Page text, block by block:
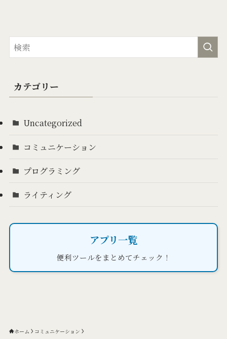
カテゴリー
Uncategorized
コミュニケーション
プログラミング
ライティング
アプリ一覧
便利ツールをまとめてチェック！
ホーム コミュニケーション